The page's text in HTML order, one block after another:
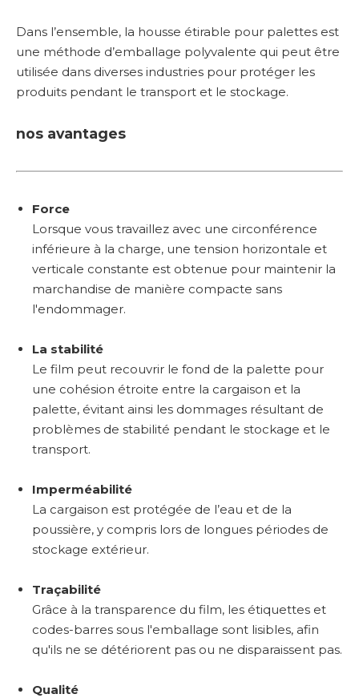
Dans l’ensemble, la housse étirable pour palettes est
une méthode d’emballage polyvalente qui peut être
utilisée dans diverses industries pour protéger les
produits pendant le transport et le stockage.
nos avantages
Force
Lorsque vous travaillez avec une circonférence
inférieure à la charge, une tension horizontale et
verticale constante est obtenue pour maintenir la
marchandise de manière compacte sans
l'endommager.
La stabilité
Le film peut recouvrir le fond de la palette pour
une cohésion étroite entre la cargaison et la
palette, évitant ainsi les dommages résultant de
problèmes de stabilité pendant le stockage et le
transport.
Imperméabilité
La cargaison est protégée de l’eau et de la
poussière, y compris lors de longues périodes de
stockage extérieur.
Traçabilité
Grâce à la transparence du film, les étiquettes et
codes-barres sous l'emballage sont lisibles, afin
qu'ils ne se détériorent pas ou ne disparaissent pas.
Qualité